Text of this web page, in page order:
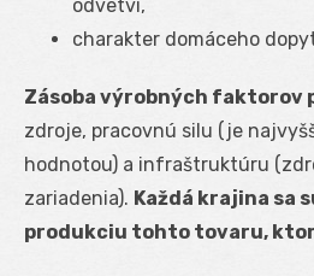
odvetví,
charakter domáceho
Zásoba výrobných faktorov
zdroje, pracovnú silu (je
hodnotou) a infraštruktúru
zariadenia). Každá krajina sa
produkciu tohto tovaru,